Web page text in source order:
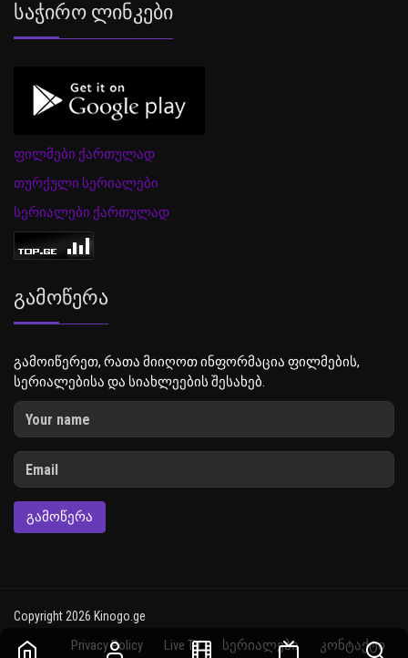
Საჭირო Ლინკები
ფილმები ქართულად
თურქული სერიალები
სერიალები ქართულად
Გამოწერა
გამოიწერეთ, რათა მიიღოთ ინფორმაცია ფილმების,
სერიალებისა და სიახლეების შესახებ.
ᲒᲐᲛᲝᲬᲔᲠᲐ
Copyright 2026 Kinogo.ge
Privacy Policy Live TV სერიალები კონტაქტი